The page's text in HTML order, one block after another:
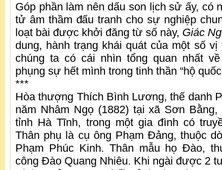
Góp phần làm nên dấu son lịch sử ấy, có
tử âm thầm đấu tranh cho sự nghiệp
loạt bài được khởi đăng từ số này, Giác
dung, hành trạng khái quát của một số
chúng ta có cái nhìn tổng quan nhất
phụng sự hết mình trong tinh thần “hộ
***
Hòa thượng Thích Bình Lương, thế danh
năm Nhâm Ngọ (1882) tại xã Sơn
tỉnh Hà Tĩnh, trong một gia đình có
Thân phụ là cụ ông Phạm Đảng, thuộc
Phạm Phúc Kinh. Thân mẫu họ Đào,
công Đào Quang Nhiêu. Khi ngài được 2